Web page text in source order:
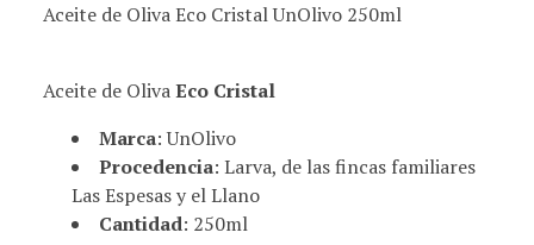
Aceite de Oliva Eco Cristal UnOlivo 250ml
Aceite de OlivaEco Cristal
Marca: UnOlivo
Procedencia: Larva, de las fincas familiares
Las Espesas y el Llano
Cantidad: 250ml